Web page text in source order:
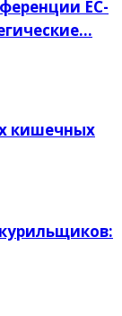
ЕС-
кишечных